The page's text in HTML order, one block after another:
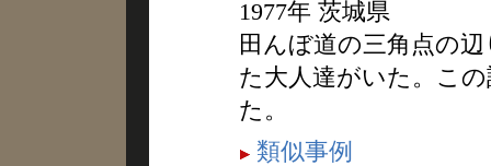
1977年 茨城県
田んぼ道の三角点の
た大人達がいた。こ
た。
類似事例